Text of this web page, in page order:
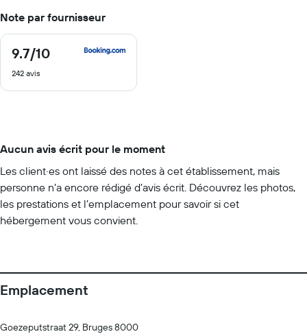
Note par fournisseur
9.7/10
9.7
10
242 avis
Aucun avis écrit pour le moment
Les client·es ont laissé des notes à cet établissement, mais
personne n’a encore rédigé d’avis écrit. Découvrez les photos,
les prestations et l’emplacement pour savoir si cet
hébergement vous convient.
Emplacement
Goezeputstraat 29, Bruges 8000